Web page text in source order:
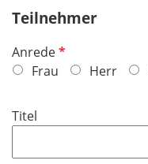
Teilnehmer
AnredeP
f
c
Frau Herr
Titel